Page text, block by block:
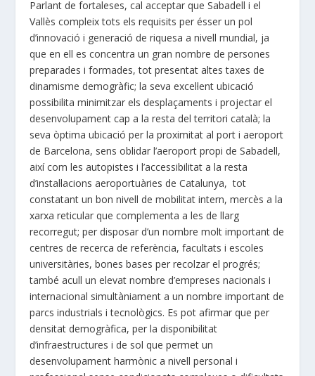
Parlant de fortaleses, cal acceptar que Sabadell i el
Vallès compleix tots els requisits per ésser un pol
d’innovació i generació de riquesa a nivell mundial, ja
que en ell es concentra un gran nombre de persones
preparades i formades, tot presentat altes taxes de
dinamisme demogràfic; la seva excel·lent ubicació
possibilita minimitzar els desplaçaments i projectar el
desenvolupament cap a la resta del territori català; la
seva òptima ubicació per la proximitat al port i aeroport
de Barcelona, sens oblidar l’aeroport propi de Sabadell,
així com les autopistes i l’accessibilitat a la resta
d’instal·lacions aeroportuàries de Catalunya, tot
constatant un bon nivell de mobilitat intern, mercès a la
xarxa reticular que complementa a les de llarg
recorregut; per disposar d’un nombre molt important de
centres de recerca de referència, facultats i escoles
universitàries, bones bases per recolzar el progrés;
també acull un elevat nombre d’empreses nacionals i
internacional simultàniament a un nombre important de
parcs industrials i tecnològics. Es pot afirmar que per
densitat demogràfica, per la disponibilitat
d’infraestructures i de sol que permet un
desenvolupament harmònic a nivell personal i